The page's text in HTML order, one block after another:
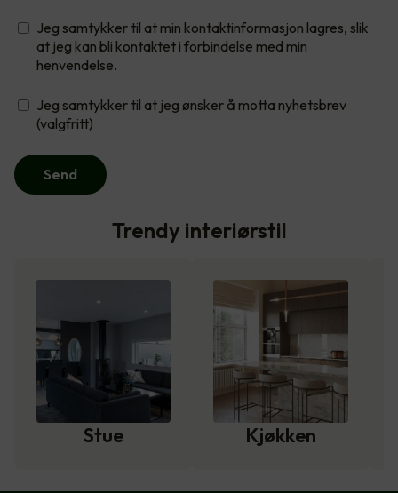
Jeg samtykker til at min kontaktinformasjon lagres, slik
at jeg kan bli kontaktet i forbindelse med min
henvendelse.
Jeg samtykker til at jeg ønsker å motta nyhetsbrev
(valgfritt)
Send
Trendy interiørstil
Stue Kjøkken